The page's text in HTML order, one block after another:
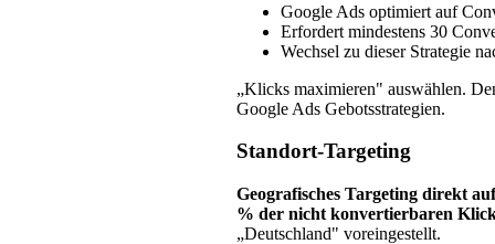
Google Ads optimiert auf
Erfordert mindestens 30
Wechsel zu dieser Strategie
„Klicks maximieren" auswählen.
Google Ads Gebotsstrategien.
Standort-Targeting
Geografisches Targeting direkt
% der nicht konvertierbaren
„Deutschland" voreingestellt.